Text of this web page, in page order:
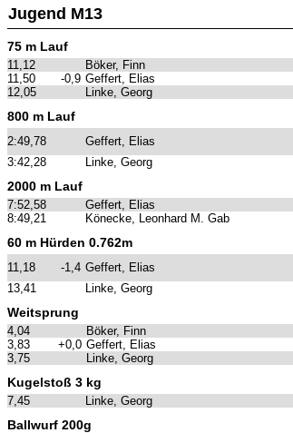
Jugend M13
75 m Lauf
11,12 Böker, Finn
11,50
-0,9 Geffert, Elias
12,05
Linke, Georg
800 m Lauf
2:49,78 Geffert, Elias
3:42,28
Linke, Georg
2000 m Lauf
7:52,58 Geffert, Elias
8:49,21
Könecke, Leonhard M. Gab
60 m Hürden 0.762m
11,18 -1,4 Geffert, Elias
13,41
Linke, Georg
Weitsprung
4,04 Böker, Finn
3,83
+0,0 Geffert, Elias
3,75
Linke, Georg
Kugelstoß 3 kg
7,45 Linke, Georg
Ballwurf 200g